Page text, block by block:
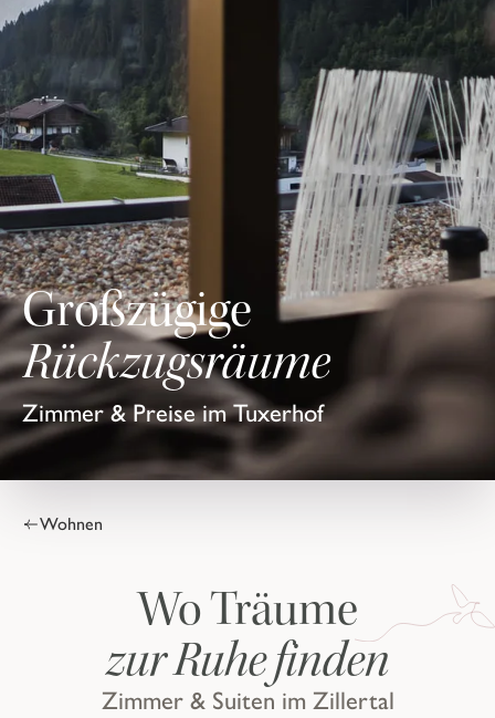
Großzügige
Rückzugsräume
Zimmer & Preise im Tuxerhof
Wohnen
Zimmer & Suiten im Zillertal
Wo Träume
zur Ruhe finden